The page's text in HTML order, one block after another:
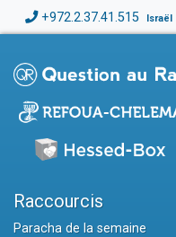
+972.2.37.41.515 Israël
Raccourcis
Paracha de la semaine